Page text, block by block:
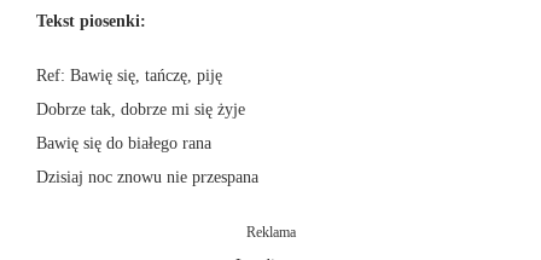
Tekst piosenki:
Ref: Bawię się, tańczę, piję
Dobrze tak, dobrze mi się żyje
Bawię się do białego rana
Dzisiaj noc znowu nie przespana
Reklama